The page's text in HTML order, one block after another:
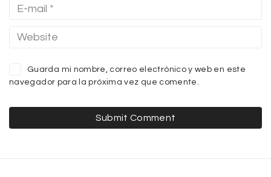
Guarda mi nombre, correo electrónico y web en este
navegador para la próxima vez que comente.